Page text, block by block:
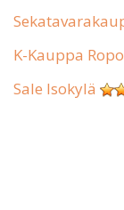
K-Kauppa
Sale Isokylä